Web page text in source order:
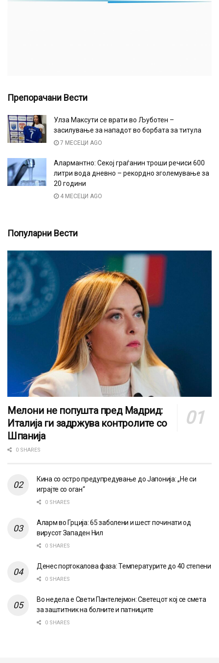
Препорачани Вести
Улза Максути се врати во Љуботен –
засилување за нападот во борбата за титула
7 МЕСЕЦИ AGO
Алармантно: Секој граѓанин троши речиси 600
литри вода дневно – рекордно зголемување за
20 години
4 МЕСЕЦИ AGO
Популарни Вести
Мелони не попушта пред Мадрид:
Италија ги задржува контролите со
Шпанија
0 SHARES
Кина со остро предупредување до Јапонија: „Не си
играјте со оган“
0 SHARES
Аларм во Грција: 65 заболени и шест починати од
вирусот Западен Нил
0 SHARES
Денес портокалова фаза: Температурите до 40 степени
0 SHARES
Во недела е Свети Пантелејмон: Светецот кој се смета
за заштитник на болните и патниците
0 SHARES